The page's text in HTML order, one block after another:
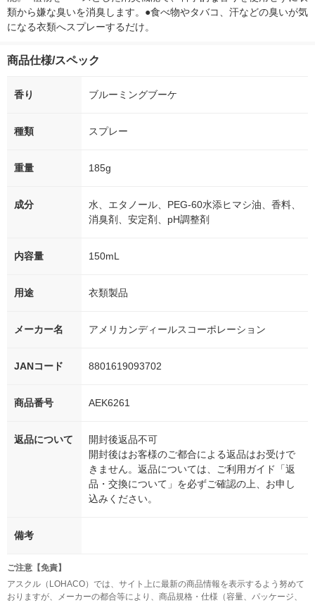
類から嫌な臭いを消臭します。●食べ物やタバコ、汗などの臭いが気
になる衣類へスプレーするだけ。
商品仕様/スペック
香り ブルーミングブーケ
種類 スプレー
重量 185g
成分
水、エタノール、PEG-60水添ヒマシ油、香料、
消臭剤、安定剤、pH調整剤
内容量 150mL
用途 衣類製品
メーカー名 アメリカンディールスコーポレーション
JANコード 8801619093702
商品番号 AEK6261
返品について
開封後返品不可
開封後はお客様のご都合による返品はお受けで
きません。返品については、ご利用ガイド「返
品・交換について」を必ずご確認の上、お申し
込みください。
備考
ご注意【免責】
アスクル（LOHACO）では、サイト上に最新の商品情報を表示するよう努めて
おりますが、メーカーの都合等により、商品規格・仕様（容量、パッケージ、